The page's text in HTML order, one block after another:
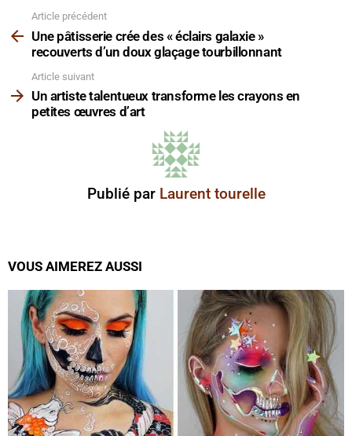
plus
Article précédent
Une pâtisserie crée des « éclairs galaxie »
recouverts d’un doux glaçage tourbillonnant
Article suivant
Un artiste talentueux transforme les crayons en
petites œuvres d’art
Publié par Laurent tourelle
VOUS AIMEREZ AUSSI